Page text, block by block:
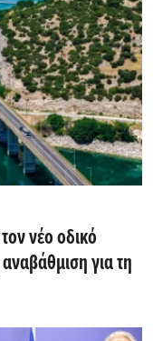
νέο οδικό
για τη